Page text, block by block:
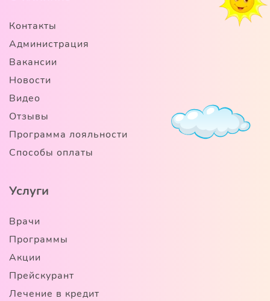
Контакты
Администрация
Вакансии
Новости
Видео
Отзывы
Программа лояльности
Способы оплаты
Услуги
Врачи
Программы
Акции
Прейскурант
Лечение в кредит